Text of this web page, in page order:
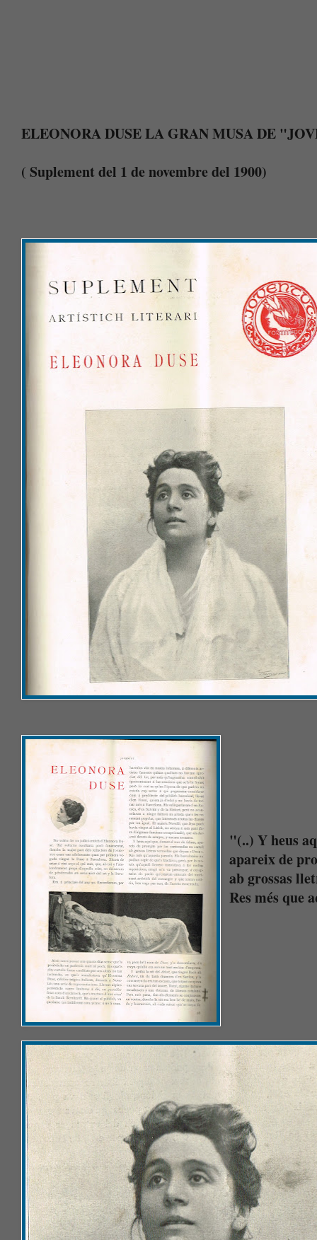
ELEONORA DUSE LA GRAN MUSA DE
( Suplement del 1 de novembre del 1900)
"(..) Y heus
apareix de
ab grossas
Res més que